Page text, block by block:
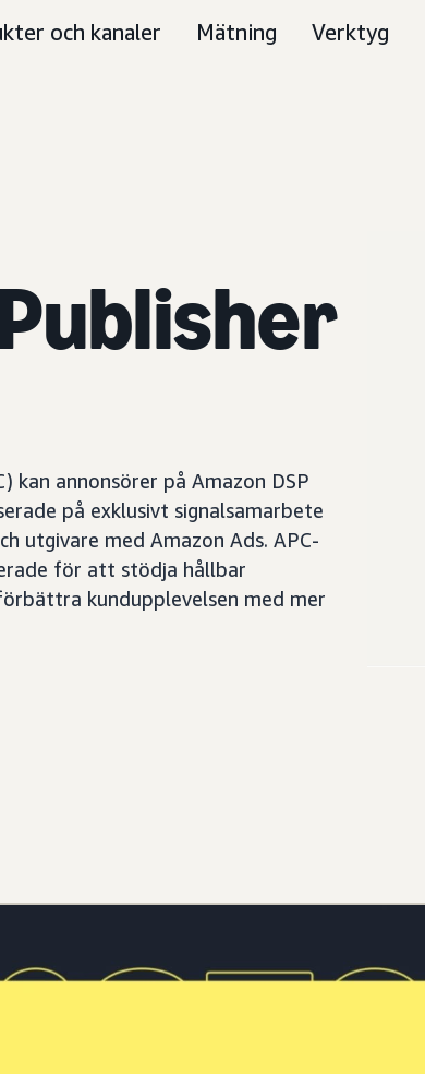
och kanaler Mätning Verktyg
kan annonsörer på Amazon DSP
på exklusivt signalsamarbete
utgivare med Amazon Ads. APC-
för att stödja hållbar
kundupplevelsen med mer